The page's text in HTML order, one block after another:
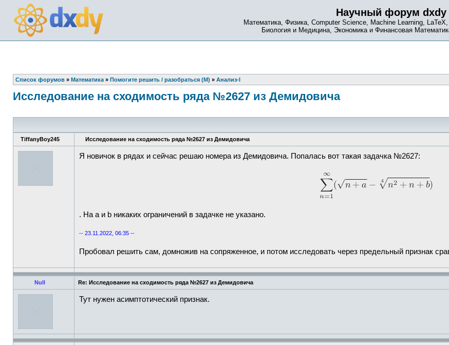
Научный форум dxdy
Математика, Физика, Computer Science, Machine Learning,
Биология и Медицина, Экономика и Финансовая
Список форумов » Математика » Помогите решить / разобраться (М) » Анализ-I
Исследование на сходимость ряда №2627 из Демидовича
TiffanyBoy245 Исследование на сходимость ряда №2627 из Демидовича
Я новичок в рядах и сейчас решаю номера из Демидовича. Попалась вот такая задачка №2627:
. На a и b никаких ограничений в задачке не указано.
-- 23.11.2022, 06:35 --
Пробовал решить сам, домножив на сопряженное, и потом исследовать через предельный признак
Null Re: Исследование на сходимость ряда №2627 из Демидовича
Тут нужен асимптотический признак.